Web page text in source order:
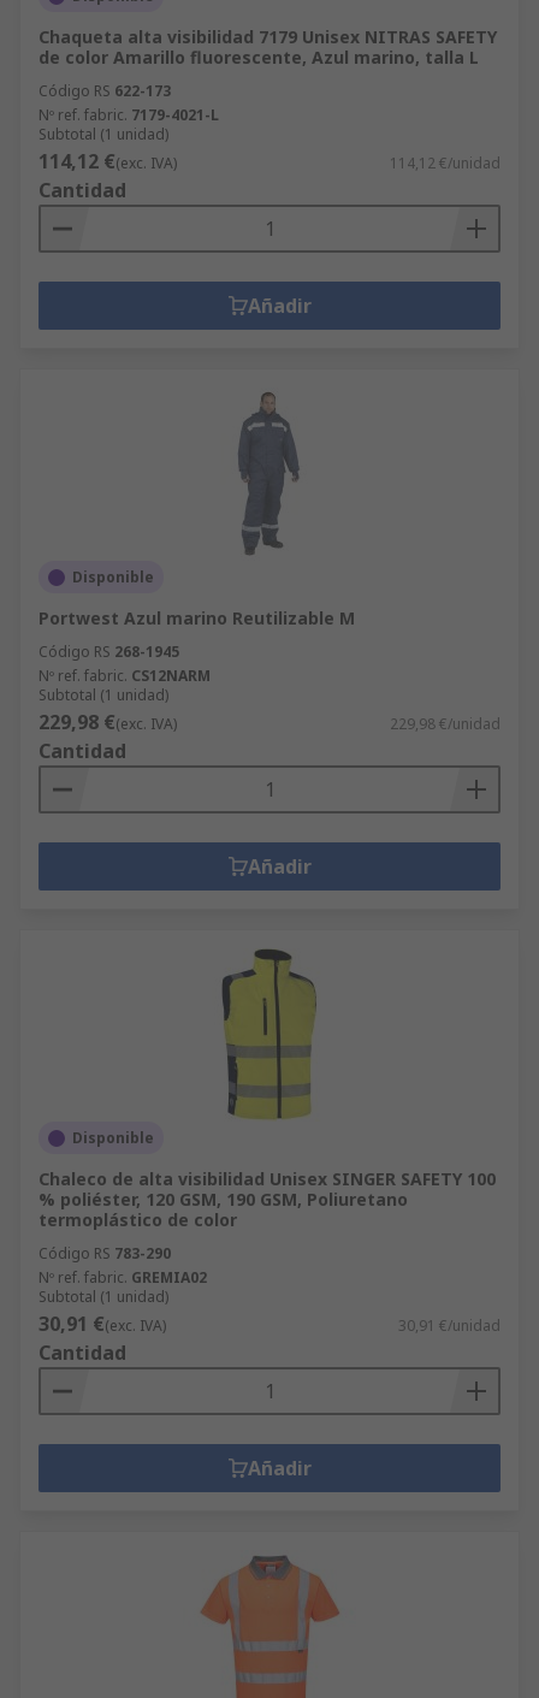
Chaqueta alta visibilidad 7179 Unisex NITRAS SAFETY
de color Amarillo fluorescente, Azul marino, talla L
Código RS 622-173
Nº ref. fabric. 7179-4021-L
Subtotal (1 unidad)
114,12 €(exc. IVA) 114,12 €/unidad
Cantidad
Añadir
Disponible
Portwest Azul marino Reutilizable M
Código RS 268-1945
Nº ref. fabric. CS12NARM
Subtotal (1 unidad)
229,98 €(exc. IVA) 229,98 €/unidad
Cantidad
Añadir
Disponible
Chaleco de alta visibilidad Unisex SINGER SAFETY 100
% poliéster, 120 GSM, 190 GSM, Poliuretano
termoplástico de color
Código RS 783-290
Nº ref. fabric. GREMIA02
Subtotal (1 unidad)
30,91 €(exc. IVA) 30,91 €/unidad
Cantidad
Añadir